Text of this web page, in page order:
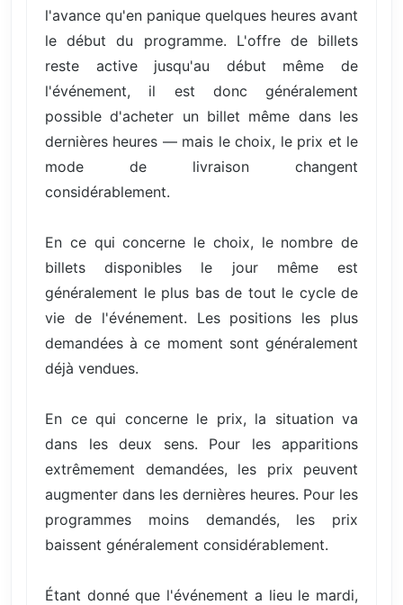
l'avance qu'en panique quelques heures avant
le début du programme. L'offre de billets
reste active jusqu'au début même de
l'événement, il est donc généralement
possible d'acheter un billet même dans les
dernières heures — mais le choix, le prix et le
mode de livraison changent
considérablement.
En ce qui concerne le choix, le nombre de
billets disponibles le jour même est
généralement le plus bas de tout le cycle de
vie de l'événement. Les positions les plus
demandées à ce moment sont généralement
déjà vendues.
En ce qui concerne le prix, la situation va
dans les deux sens. Pour les apparitions
extrêmement demandées, les prix peuvent
augmenter dans les dernières heures. Pour les
programmes moins demandés, les prix
baissent généralement considérablement.
Étant donné que l'événement a lieu le mardi,